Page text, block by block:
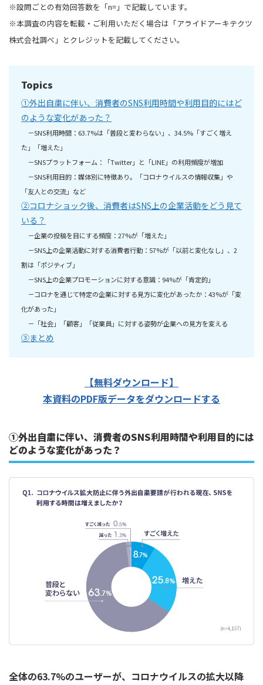
※設問ごとの有効回答数を「n=」で記載しています。
※本調査の内容を転載・ご利用いただく場合は「アライドアーキテクツ
株式会社調べ」とクレジットを記載してください。
Topics
①外出自粛に伴い、消費者のSNS利用時間や利用目的にはど
のような変化があった？
－SNS利用時間：63.7%は「普段と変わらない」、34.5%「すごく増え
た」「増えた」
－SNSプラットフォーム：「Twitter」と「LINE」の利用頻度が増加
－SNS利用目的：媒体別に特徴あり。「コロナウイルスの情報収集」や
「友人との交流」など
②コロナショック後、消費者はSNS上の企業活動をどう見て
いる？
－企業の投稿を目にする頻度：27%が「増えた」
－SNS上の企業活動に対する消費者行動：57%が「以前と変化なし」、2
割は「ポジティブ」
－SNS上の企業プロモーションに対する意識：94%が「肯定的」
－コロナを通じて特定の企業に対する見方に変化があったか：43%が「変
化があった」
－「社会」「顧客」「従業員」に対する姿勢が企業への見方を変える
③まとめ
【無料ダウンロード】
本資料のPDF版データをダウンロードする
①外出自粛に伴い、消費者のSNS利用時間や利用目的には
どのような変化があった？
全体の63.7%のユーザーが、コロナウイルスの拡大以降